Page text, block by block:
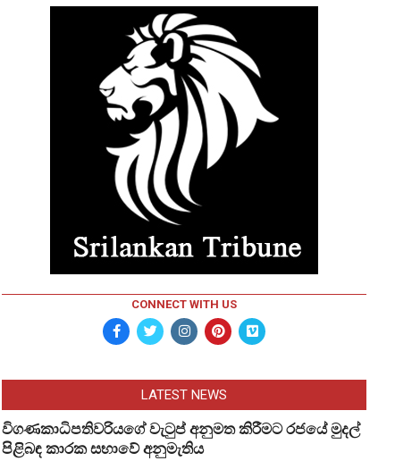
CONNECT WITH US
LATEST NEWS
විගණකාධිපතිවරියගේ වැටුප් අනුමත කිරීමට රජයේ මුදල්
පිළිබඳ කාරක සභාවේ අනුමැතිය